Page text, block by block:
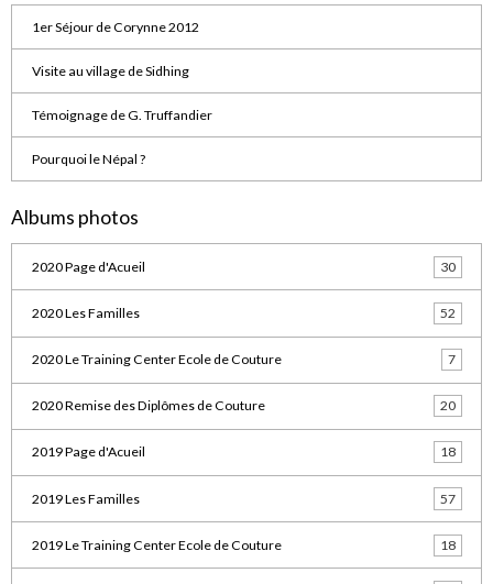
1er Séjour de Corynne 2012
Visite au village de Sidhing
Témoignage de G. Truffandier
Pourquoi le Népal ?
Albums photos
2020 Page d'Acueil 30
2020 Les Familles 52
2020 Le Training Center Ecole de Couture 7
2020 Remise des Diplômes de Couture 20
2019 Page d'Acueil 18
2019 Les Familles 57
2019 Le Training Center Ecole de Couture 18